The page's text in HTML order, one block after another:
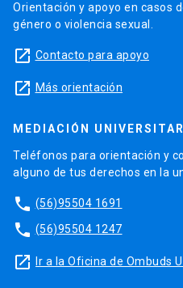
Orientación y apoyo en casos
género o violencia sexual.
launch Contacto para apoyo
launch Más orientación
MEDIACIÓN
Teléfonos para orientación y
alguno de tus derechos en la
phone (56)95504 1691
phone (56)95504 1247
launch Ir a la Oficina de Ombuds